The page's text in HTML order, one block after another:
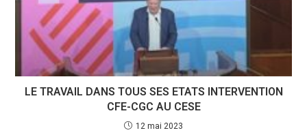
LE TRAVAIL DANS TOUS SES ETATS INTERVENTION
CFE-CGC AU CESE
12 mai 2023